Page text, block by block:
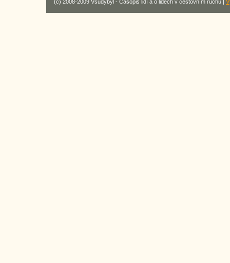
(c) 2008-2009 Všudybyl - Časopis lidí a o lidech v cestovním ruchu |